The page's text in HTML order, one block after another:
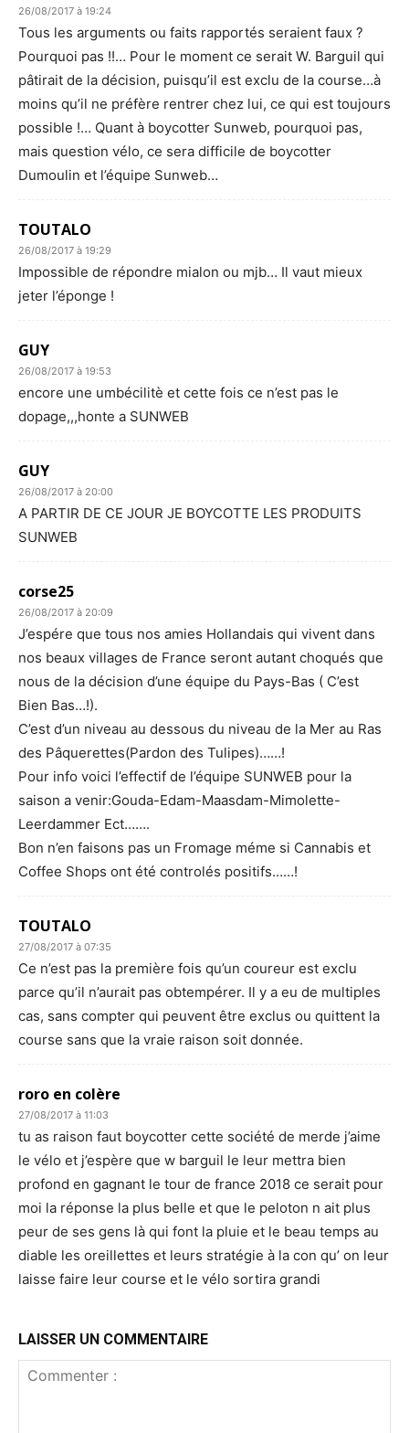
26/08/2017 à 19:24
Tous les arguments ou faits rapportés seraient faux ?
Pourquoi pas !!… Pour le moment ce serait W. Barguil qui
pâtirait de la décision, puisqu’il est exclu de la course…à
moins qu’il ne préfère rentrer chez lui, ce qui est toujours
possible !… Quant à boycotter Sunweb, pourquoi pas,
mais question vélo, ce sera difficile de boycotter
Dumoulin et l’équipe Sunweb…
TOUTALO
26/08/2017 à 19:29
Impossible de répondre mialon ou mjb… Il vaut mieux
jeter l’éponge !
GUY
26/08/2017 à 19:53
encore une umbécilitè et cette fois ce n’est pas le
dopage,,,honte a SUNWEB
GUY
26/08/2017 à 20:00
A PARTIR DE CE JOUR JE BOYCOTTE LES PRODUITS
SUNWEB
corse25
26/08/2017 à 20:09
J’espére que tous nos amies Hollandais qui vivent dans
nos beaux villages de France seront autant choqués que
nous de la décision d’une équipe du Pays-Bas ( C’est
Bien Bas…!).
C’est d’un niveau au dessous du niveau de la Mer au Ras
des Pâquerettes(Pardon des Tulipes)……!
Pour info voici l’effectif de l’équipe SUNWEB pour la
saison a venir:Gouda-Edam-Maasdam-Mimolette-
Leerdammer Ect…….
Bon n’en faisons pas un Fromage méme si Cannabis et
Coffee Shops ont été controlés positifs……!
TOUTALO
27/08/2017 à 07:35
Ce n’est pas la première fois qu’un coureur est exclu
parce qu’il n’aurait pas obtempérer. Il y a eu de multiples
cas, sans compter qui peuvent être exclus ou quittent la
course sans que la vraie raison soit donnée.
roro en colère
27/08/2017 à 11:03
tu as raison faut boycotter cette société de merde j’aime
le vélo et j’espère que w barguil le leur mettra bien
profond en gagnant le tour de france 2018 ce serait pour
moi la réponse la plus belle et que le peloton n ait plus
peur de ses gens là qui font la pluie et le beau temps au
diable les oreillettes et leurs stratégie à la con qu’ on leur
laisse faire leur course et le vélo sortira grandi
LAISSER UN COMMENTAIRE